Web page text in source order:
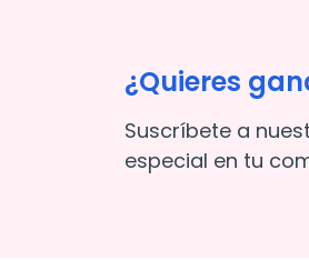
¿Quieres
Suscríbete a
especial en tu